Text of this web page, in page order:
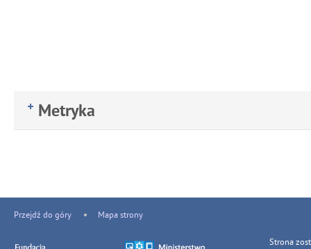
Metryka
Przejdź do góry Mapa strony
Strona